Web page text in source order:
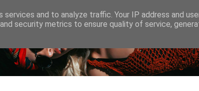
ΔΡΟΜΟΛΟΓΙΑ ΚΤΕΛ ΠΤΟΛΕΜΑΙΔΑΣ
and to analyze traffic. Your IP address and
security metrics to ensure quality of service,